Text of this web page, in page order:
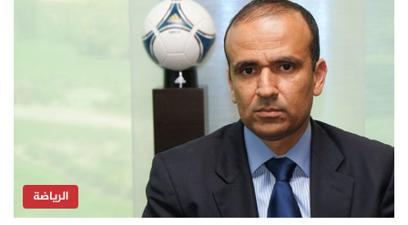
الرياضة